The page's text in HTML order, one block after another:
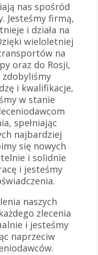
nas spośród
Jesteśmy firmą,
i działa na
wieloletniej
na
oraz do Rosji,
zdobyliśmy
i kwalifikacje,
w stanie
spełniając
najbardziej
się nowych
i solidnie
i jesteśmy
naszych
zlecenia
i jesteśmy
naprzeciw